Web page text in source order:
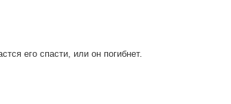
его спасти, или он погибнет.